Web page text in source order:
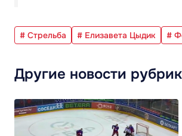
# Стрельба # Елизавета Цыдик #
Другие новости